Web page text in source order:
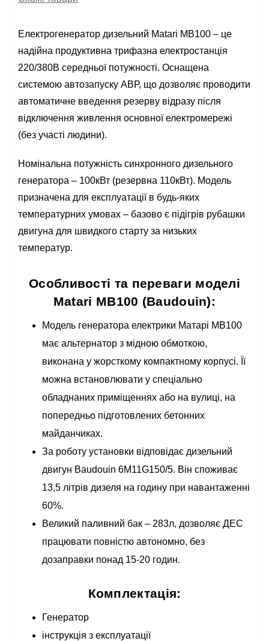
Електрогенератор дизельний Matari MB100 – це
надійна продуктивна трифазна електростанція
220/380В середньої потужності. Оснащена
системою автозапуску АВР, що дозволяє проводити
автоматичне введення резерву відразу після
відключення живлення основної електромережі
(без участі людини).
Номінальна потужність синхронного дизельного
генератора – 100кВт (резервна 110кВт). Модель
призначена для експлуатації в будь-яких
температурних умовах – базово є підігрів рубашки
двигуна для швидкого старту за низьких
температур.
Особливості та переваги моделі
Matari MB100 (Baudouin):
Модель генератора електрики Матарі МВ100
має альтернатор з мідною обмоткою,
виконана у жорсткому компактному корпусі. Її
можна встановлювати у спеціально
обладнаних приміщеннях або на вулиці, на
попередньо підготовлених бетонних
майданчиках.
За роботу установки відповідає дизельний
двигун Baudouin 6M11G150/5. Він споживає
13,5 літрів дизеля на годину при навантаженні
60%.
Великий паливний бак – 283л, дозволяє ДЕС
працювати повністю автономно, без
дозаправки понад 15-20 годин.
Комплектація:
Генератор
інструкція з експлуатації